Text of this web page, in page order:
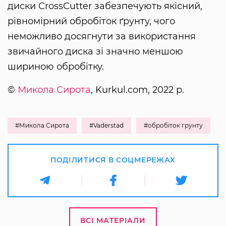
диски CrossCutter забезпечують якісний,
рівномірний обробіток ґрунту, чого
неможливо досягнути за використання
звичайного диска зі значно меншою
шириною обробітку.
© Микола Сирота, Kurkul.com, 2022 р.
#Микола Сирота #Vaderstad #обробіток грунту
ПОДІЛИТИСЯ В СОЦМЕРЕЖАХ
ВСІ МАТЕРІАЛИ